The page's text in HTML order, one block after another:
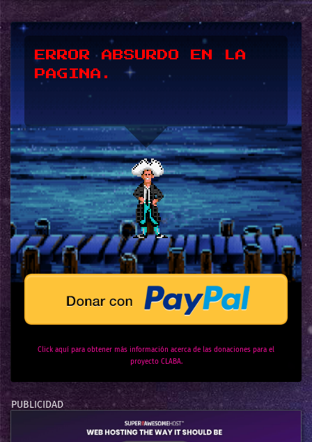
*UPSSS*
Click aquí para obtener más información acerca de las donaciones para el
proyecto CLABA.